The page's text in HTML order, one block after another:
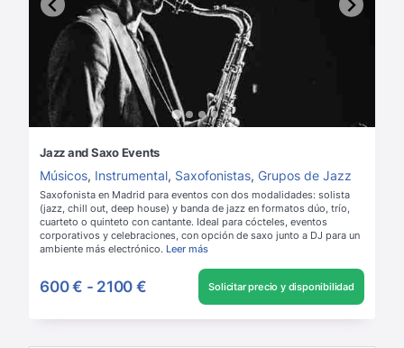
Jazz and Saxo Events
Músicos, Instrumental, Saxofonistas, Grupos de Jazz
Saxofonista en Madrid para eventos con dos modalidades: solista
(jazz, chill out, deep house) y banda de jazz en formatos dúo, trío,
cuarteto o quinteto con cantante. Ideal para cócteles, eventos
corporativos y celebraciones, con opción de saxo junto a DJ para un
ambiente más electrónico. Leer más
600 € - 2100 € Solicitar precio y disponibilidad